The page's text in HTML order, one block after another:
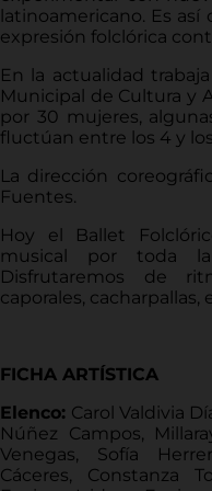
latinoamericano. Es así
expresión folclórica
En la actualidad
Municipal de Cultura y
por 30 mujeres,
fluctúan entre los 4 y
La dirección
Fuentes.
Hoy el Ballet
musical por toda
Disfrutaremos de
caporales,
FICHA ARTÍSTICA
Elenco: Carol Valdivia
Núñez Campos,
Venegas, Sofía
Cáceres, Constanza